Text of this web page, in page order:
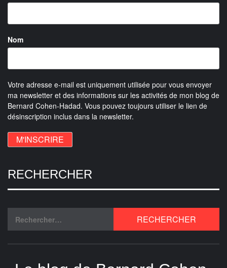
Nom
Votre adresse e-mail est uniquement utilisée pour vous envoyer
ma newsletter et des informations sur les activités de mon blog de
Bernard Cohen-Hadad. Vous pouvez toujours utiliser le lien de
désinscription inclus dans la newsletter.
RECHERCHER